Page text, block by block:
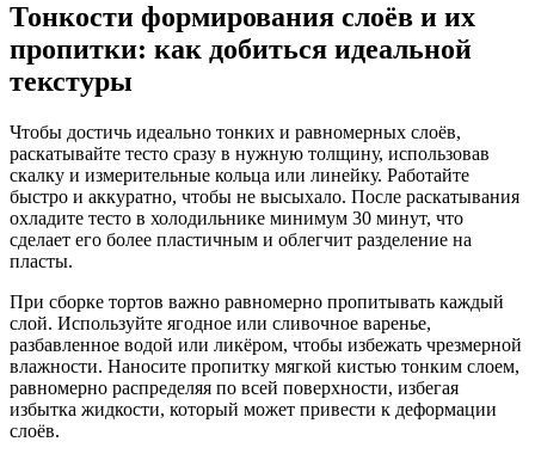
Тонкости формирования слоёв и их
пропитки: как добиться идеальной
текстуры
Чтобы достичь идеально тонких и равномерных слоёв,
раскатывайте тесто сразу в нужную толщину, использовав
скалку и измерительные кольца или линейку. Работайте
быстро и аккуратно, чтобы не высыхало. После раскатывания
охладите тесто в холодильнике минимум 30 минут, что
сделает его более пластичным и облегчит разделение на
пласты.
При сборке тортов важно равномерно пропитывать каждый
слой. Используйте ягодное или сливочное варенье,
разбавленное водой или ликёром, чтобы избежать чрезмерной
влажности. Наносите пропитку мягкой кистью тонким слоем,
равномерно распределяя по всей поверхности, избегая
избытка жидкости, который может привести к деформации
слоёв.